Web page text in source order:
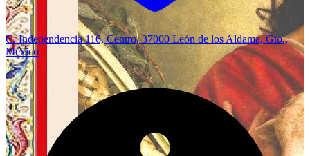
C. Independencia 116, Centro, 37000 León de los Aldama, Gto.,
México